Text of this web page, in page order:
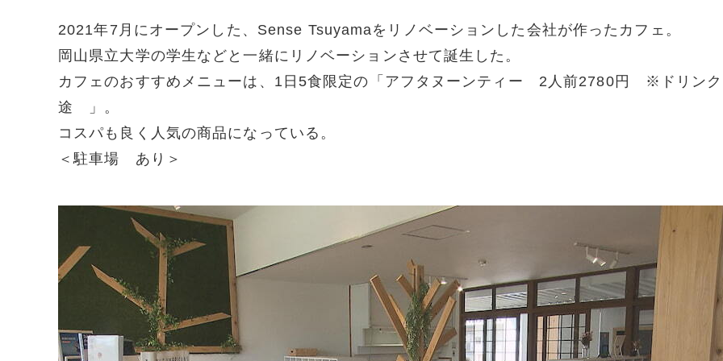
2021年7月にオープンした、Sense Tsuyamaをリノベーションした会社が作ったカフェ。
岡山県立大学の学生などと一緒にリノベーションさせて誕生した。
カフェのおすすめメニューは、1日5食限定の「アフタヌーンティー 2人前2780円 ※ドリン
途 」。
コスパも良く人気の商品になっている。
＜駐車場 あり＞